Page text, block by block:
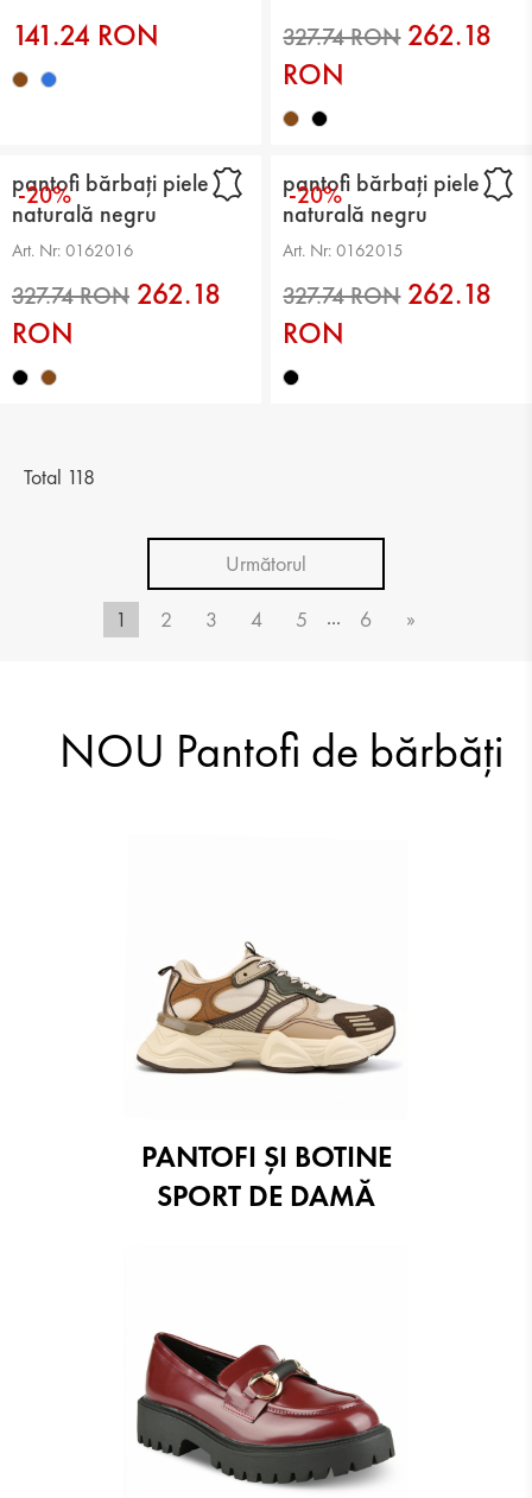
141.24 RON
327.74 RON
262.18
RON
-20%
pantofi bărbați piele
naturală negru
Art. Nr: 0162016
262.18
RON
-20%
pantofi bărbați piele
naturală negru
Art. Nr: 0162015
262.18
RON
Total 118
Următorul
1 2 3 4 5 ... 6 »
NOU Pantofi de bărbăți
PANTOFI ŞI BOTINE
SPORT DE DAMĂ